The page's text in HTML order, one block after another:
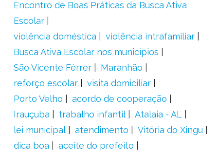
Encontro de Boas Práticas da Busca Ativa
Escolar
violência doméstica
violência intrafamiliar
Busca Ativa Escolar nos municípios
São Vicente Férrer
Maranhão
reforço escolar
visita domiciliar
Porto Velho
acordo de cooperação
Irauçuba
trabalho infantil
Atalaia - AL
lei municipal
atendimento
Vitória do Xingu
dica boa
aceite do prefeito